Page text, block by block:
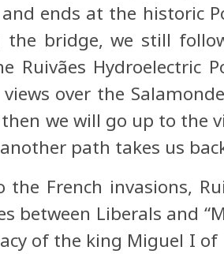
ends at the historic
the bridge, we still
Ruivães Hydroelectric
over the
we will go up to the
path takes us
French invasions,
between Liberals and
of the king Miguel I of